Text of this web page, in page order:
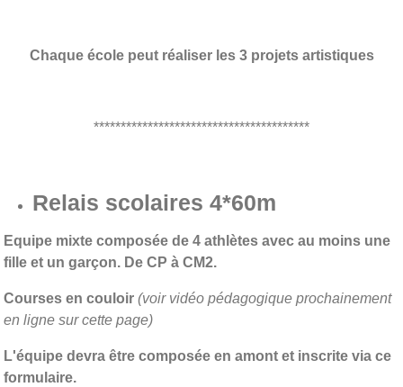
Chaque école peut réaliser les 3 projets artistiques
****************************************
Relais scolaires 4*60m
Equipe mixte composée de 4 athlètes avec au moins une
fille et un garçon. De CP à CM2.
Courses en couloir (voir vidéo pédagogique prochainement
en ligne sur cette page)
L'équipe devra être composée en amont et inscrite via ce
formulaire.